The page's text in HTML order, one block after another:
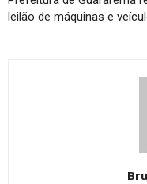
leilão de máquinas e